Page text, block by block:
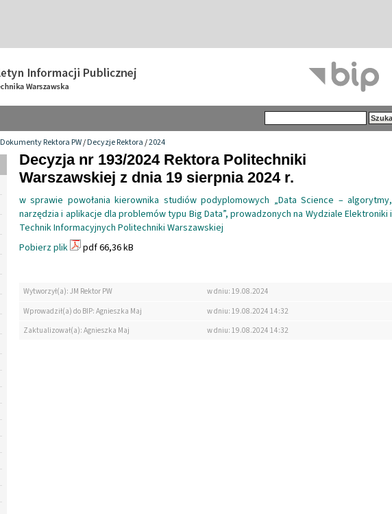
Dokumenty Rektora PW/Decyzje Rektora/2024
Decyzja nr 193/2024 Rektora Politechniki
Warszawskiej z dnia 19 sierpnia 2024 r.
w sprawie powołania kierownika studiów podyplomowych „Data Science – algorytmy,
narzędzia i aplikacje dla problemów typu Big Data”, prowadzonych na Wydziale Elektroniki i
Technik Informacyjnych Politechniki Warszawskiej
Pobierz plik
pdf 66,36 kB
Wytworzył(a): JM Rektor PW
w dniu: 19.08.2024
Wprowadził(a) do BIP: Agnieszka Maj
w dniu: 19.08.2024 14:32
Zaktualizował(a): Agnieszka Maj
w dniu: 19.08.2024 14:32